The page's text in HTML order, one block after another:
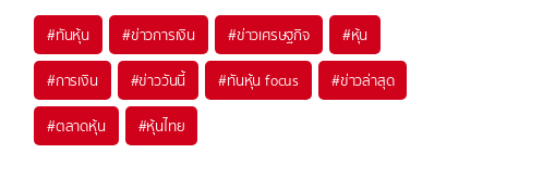
#ทันหุ้น #ข่าวการเงิน #ข่าวเศรษฐกิจ #หุ้น
#การเงิน #ข่าววันนี้ #ทันหุ้น focus #ข่าวล่าสุด
#ตลาดหุ้น #หุ้นไทย